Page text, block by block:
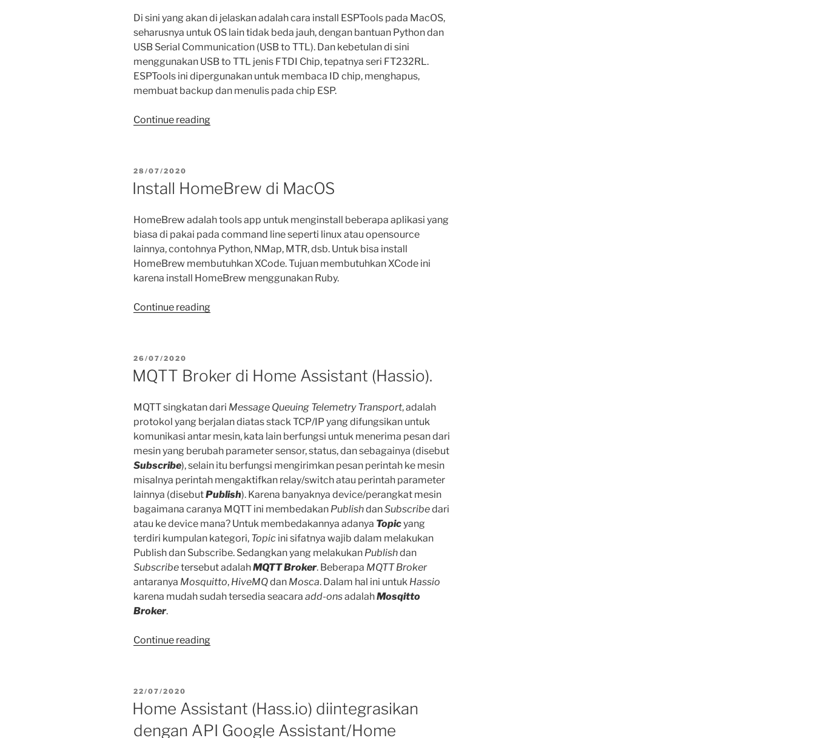
Di sini yang akan di jelaskan adalah cara install ESPTools pada MacOS,
seharusnya untuk OS lain tidak beda jauh, dengan bantuan Python dan
USB Serial Communication (USB to TTL). Dan kebetulan di sini
menggunakan USB to TTL jenis FTDI Chip, tepatnya seri FT232RL.
ESPTools ini dipergunakan untuk membaca ID chip, menghapus,
membuat backup dan menulis pada chip ESP.
Continue reading“Flashing
pada
mode.”
POSTED
28/07/2020
Install HomeBrew di MacOS
HomeBrew adalah tools app untuk menginstall beberapa aplikasi yang
biasa di pakai pada command line seperti linux atau opensource
lainnya, contohnya Python, NMap, MTR, dsb. Untuk bisa install
HomeBrew membutuhkan XCode. Tujuan membutuhkan XCode ini
karena install HomeBrew menggunakan Ruby.
Continue reading“Install
POSTED
ON
26/07/2020
MQTT Broker di Home Assistant (Hassio).
MQTT singkatan dari Message Queuing Telemetry Transport, adalah
protokol yang berjalan diatas stack TCP/IP yang difungsikan untuk
komunikasi antar mesin, kata lain berfungsi untuk menerima pesan dari
mesin yang berubah parameter sensor, status, dan sebagainya (disebut
Subscribe), selain itu berfungsi mengirimkan pesan perintah ke mesin
misalnya perintah mengaktifkan relay/switch atau perintah parameter
lainnya (disebutPublish). Karena banyaknya device/perangkat mesin
bagaimana caranya MQTT ini membedakan PublishdanSubscribedari
atau ke device mana? Untuk membedakannya adanya Topicyang
terdiri kumpulan kategori, Topic ini sifatnya wajib dalam melakukan
Publish dan Subscribe. Sedangkan yang melakukan Publishdan
Subscribetersebut adalahMQTT Broker. Beberapa MQTT Broker
antaranya Mosquitto, HiveMQdan Mosca. Dalam hal ini untuk Hassio
karena mudah sudah tersedia seacara add-onsadalahMosqitto
Broker.
Continue reading“MQTT
(Hassio).”
POSTED
ON
22/07/2020
Home Assistant (Hass.io) diintegrasikan
dengan API Google Assistant/Home